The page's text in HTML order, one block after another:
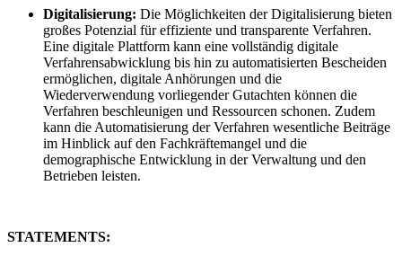
Digitalisierung: Die Möglichkeiten der Digitalisierung bieten
großes Potenzial für effiziente und transparente Verfahren.
Eine digitale Plattform kann eine vollständig digitale
Verfahrensabwicklung bis hin zu automatisierten Bescheiden
ermöglichen, digitale Anhörungen und die
Wiederverwendung vorliegender Gutachten können die
Verfahren beschleunigen und Ressourcen schonen. Zudem
kann die Automatisierung der Verfahren wesentliche Beiträge
im Hinblick auf den Fachkräftemangel und die
demographische Entwicklung in der Verwaltung und den
Betrieben leisten.
STATEMENTS: